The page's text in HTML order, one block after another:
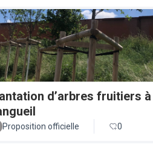
d’arbres fruitiers à
Proposition officielle 0